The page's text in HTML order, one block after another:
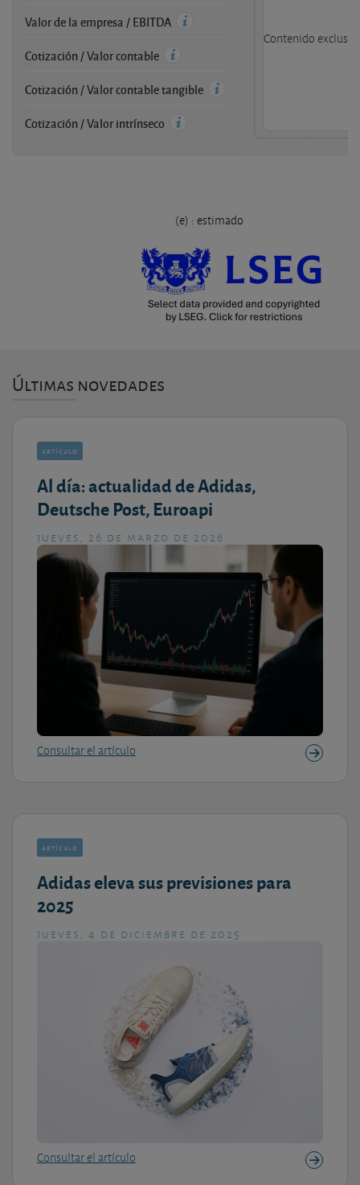
Contenido
Valor de la empresa / EBITDA
Cotización / Valor contable
Cotización / Valor contable tangible
Cotización / Valor intrínseco
(e) : estimado
Últimas novedades
artículo
Al día: actualidad de Adidas,
Deutsche Post, Euroapi
jueves, 26 de marzo de 2026
Consultar el artículo
artículo
Adidas eleva sus previsiones para
2025
jueves, 4 de diciembre de 2025
Consultar el artículo